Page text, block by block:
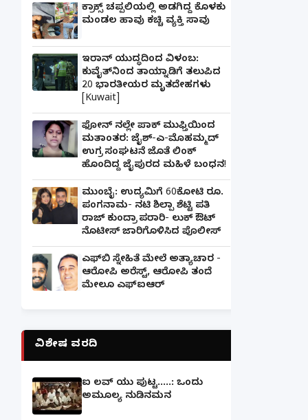
ಕ್ರಾಕ್ಸ್ ಚಪ್ಪಲಿಯಲ್ಲಿ ಅಡಗಿದ್ದ ಕೊಳಕು
ಮಂಡಲ ಹಾವು ಕಚ್ಚಿ ವ್ಯಕ್ತಿ ಸಾವು
ಇರಾನ್ ಯುದ್ಧದಿಂದ ವಿಳಂಬ:
ಕುವೈತ್‌ನಿಂದ ತಾಯ್ನಾಡಿಗೆ ತಲುಪಿದ
20 ಭಾರತೀಯರ ಮೃತದೇಹಗಳು
[Kuwait]
ಫೋನ್ ನಲ್ಲೇ ಪಾಕ್ ಮುಫ್ತಿಯಿಂದ
ಮತಾಂತರ: ಜೈಶ್-ಎ-ಮೊಹಮ್ಮದ್
ಉಗ್ರ ಸಂಘಟನೆ ಜೊತೆ ಲಿಂಕ್
ಹೊಂದಿದ್ದ ಜೈಪುರದ ಮಹಿಳೆ ಬಂಧನ!
ಮುಂಬೈ: ಉದ್ಯಮಿಗೆ 60ಕೋಟಿ ರೂ.
ಪಂಗನಾಮ- ನಟಿ ಶಿಲ್ಪಾ ಶೆಟ್ಟಿ ಪತಿ
ರಾಜ್ ಕುಂದ್ರಾ ಪರಾರಿ- ಲುಕ್ ಔಟ್
ನೊಟೀಸ್ ಜಾರಿಗೊಳಿಸಿದ ಪೊಲೀಸ್
ಎಫ್‌ಬಿ ಸ್ನೇಹಿತೆ ಮೇಲೆ ಅತ್ಯಾಚಾರ -
ಆರೋಪಿ ಅರೆಸ್ಟ್, ಆರೋಪಿ ತಂದೆ
ಮೇಲೂ ಎಫ್ಐಆರ್
ವಿಶೇಷ ವರದಿ
ಐ ಲವ್ ಯು ಪುಟ್ಟ.....: ಒಂದು
ಅಮೂಲ್ಯ ನುಡಿನಮನ